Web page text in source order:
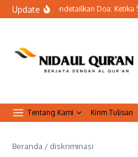
Lewati ke konten
UpdateSeni Mendetailkan Doa: Ketika
Tentang Kami Kirim Tulisan
Beranda / diskriminasi